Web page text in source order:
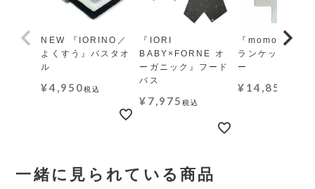
NEW 『IORINO／
よくすう』バスタオ
ル
¥4,950税込
『IORI
BABY×FORNE オ
ーガニック』フード
バス
¥ 7,975税込
『momo-モモ』
ランケット レギ
ー
¥ 14,850
一緒に見られている商品